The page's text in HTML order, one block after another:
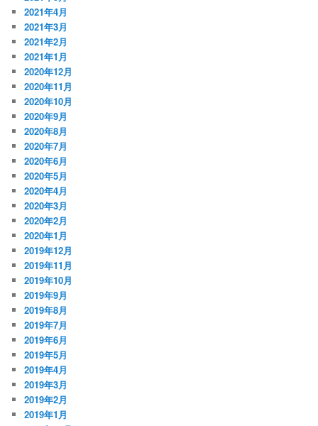
2021年4月
2021年3月
2021年2月
2021年1月
2020年12月
2020年11月
2020年10月
2020年9月
2020年8月
2020年7月
2020年6月
2020年5月
2020年4月
2020年3月
2020年2月
2020年1月
2019年12月
2019年11月
2019年10月
2019年9月
2019年8月
2019年7月
2019年6月
2019年5月
2019年4月
2019年3月
2019年2月
2019年1月